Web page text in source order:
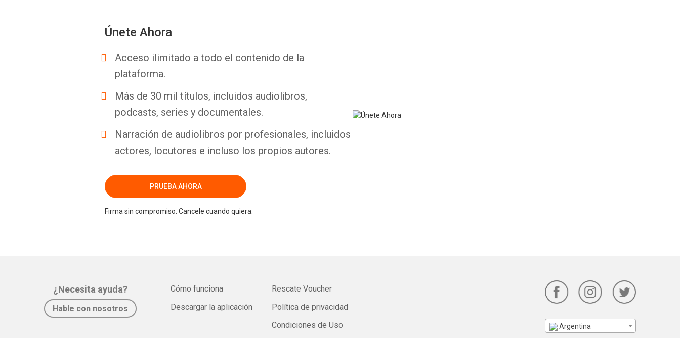
Únete Ahora
Acceso ilimitado a todo el contenido de la
plataforma.
Más de 30 mil títulos, incluidos audiolibros,
podcasts, series y documentales.
Narración de audiolibros por profesionales, incluidos
actores, locutores e incluso los propios autores.
PRUEBA AHORA
Firma sin compromiso. Cancele cuando quiera.
¿Necesita ayuda?
Hable con nosotros
Cómo funciona
Descargar la aplicación
Rescate Voucher
Política de privacidad
Condiciones de Uso
Argentina